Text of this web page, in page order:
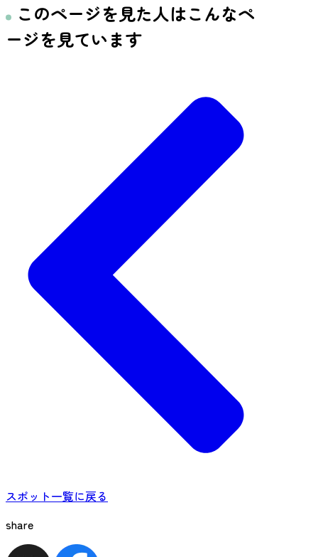
このページを見た人はこんなペ
ージを見ています
スポット一覧に戻る
share